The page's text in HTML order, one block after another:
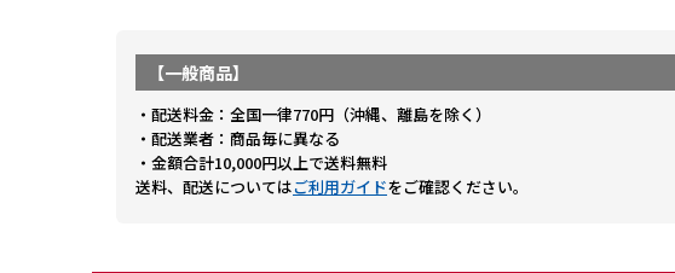
【一般商品】
・配送料金：全国一律770円（沖縄、離島を除く）
・配送業者：商品毎に異なる
・金額合計10,000円以上で送料無料
送料、配送についてはご利用ガイドをご確認ください。